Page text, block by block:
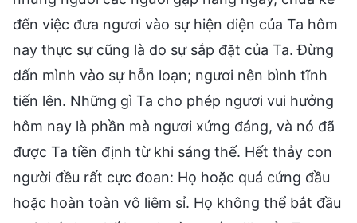
đến việc đưa ngươi vào sự hiện diện của Ta hôm
nay thực sự cũng là do sự sắp đặt của Ta. Đừng
dấn mình vào sự hỗn loạn; ngươi nên bình tĩnh
tiến lên. Những gì Ta cho phép ngươi vui hưởng
hôm nay là phần mà ngươi xứng đáng, và nó đã
được Ta tiền định từ khi sáng thế. Hết thảy con
người đều rất cực đoan: Họ hoặc quá cứng đầu
hoặc hoàn toàn vô liêm sỉ. Họ không thể bắt đầu